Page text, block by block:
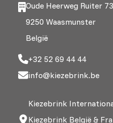
Oude Heerweg Ruiter 73
9250 Waasmunster
België
+32 52 69 44 44
info@kiezebrink.be
Kiezebrink
Kiezebrink België &